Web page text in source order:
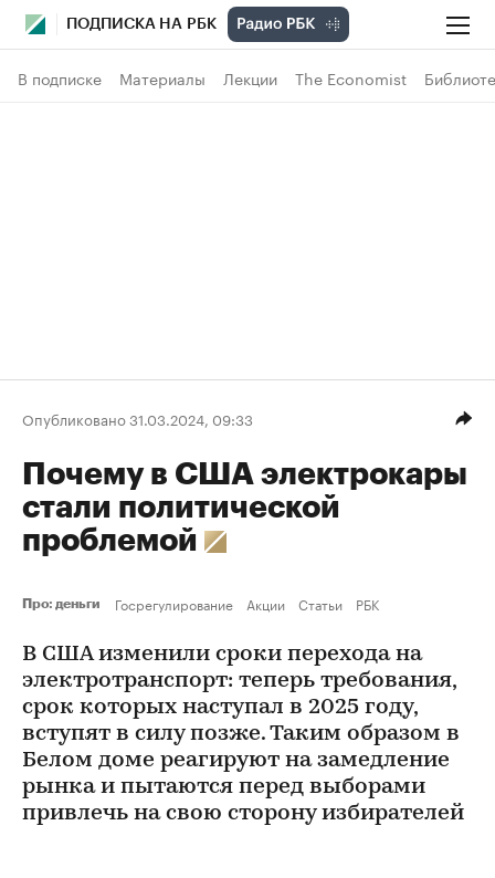
ПОДПИСКА НА РБК
В подписке Материалы Лекции The Economist
Опубликовано 31.03.2024, 09:33
Почему в США электрокары
стали политической
проблемой
Про: деньги Госрегулирование Акции Статьи РБК
В США изменили сроки перехода на
электротранспорт: теперь требования,
срок которых наступал в 2025 году,
вступят в силу позже. Таким образом в
Белом доме реагируют на замедление
рынка и пытаются перед выборами
привлечь на свою сторону избирателей